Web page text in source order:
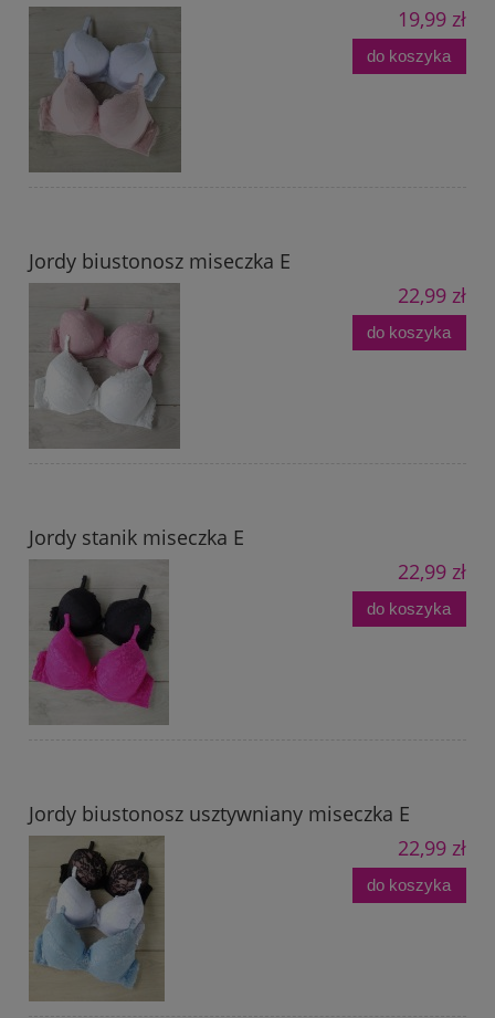
19,99 zł
do koszyka
Jordy biustonosz miseczka E
22,99 zł
do koszyka
Jordy stanik miseczka E
22,99 zł
do koszyka
Jordy biustonosz usztywniany miseczka E
22,99 zł
do koszyka